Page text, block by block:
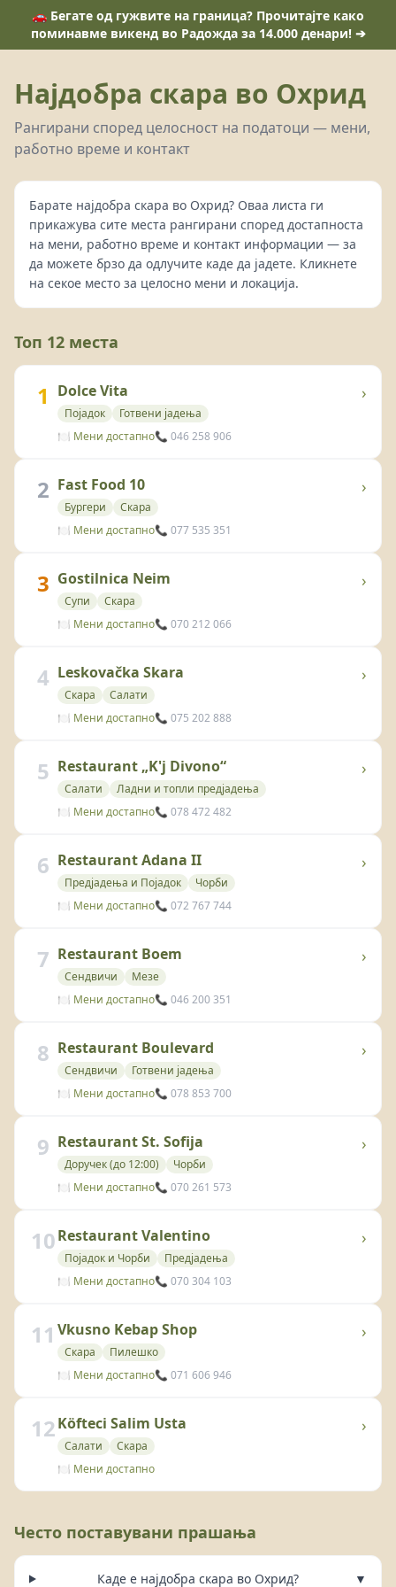
🚗 Бегате од гужвите на граница? Прочитајте како
поминавме викенд во Радожда за 14.000 денари! ➔
Најдобра скара во Охрид
Рангирани според целосност на податоци — мени,
работно време и контакт
Барате најдобра скара во Охрид? Оваа листа ги
прикажува сите места рангирани според достапноста
на мени, работно време и контакт информации — за
да можете брзо да одлучите каде да јадете. Кликнете
на секое место за целосно мени и локација.
Топ 12 места
1 Dolce Vita
Појадок
Готвени јадења
🍽️ Мени достапно📞 046 258 906
›
2 Fast Food 10
Бургери
Скара
🍽️ Мени достапно📞 077 535 351
›
3 Gostilnica Neim
Супи
Скара
🍽️ Мени достапно📞 070 212 066
›
4 Leskovačka Skara
Скара
Салати
🍽️ Мени достапно📞 075 202 888
›
5 Restaurant „K'j Divono“
Салати
Ладни и топли предјадења
🍽️ Мени достапно📞 078 472 482
›
6 Restaurant Adana II
Предјадења и Појадок
Чорби
🍽️ Мени достапно📞 072 767 744
›
7 Restaurant Boem
Сендвичи
Мезе
🍽️ Мени достапно📞 046 200 351
›
8 Restaurant Boulevard
Сендвичи
Готвени јадења
🍽️ Мени достапно📞 078 853 700
›
9 Restaurant St. Sofija
Доручек (до 12:00)
Чорби
🍽️ Мени достапно📞 070 261 573
›
10Restaurant Valentino
Појадок и Чорби
Предјадења
🍽️ Мени достапно📞 070 304 103
›
11 Vkusno Kebap Shop
Скара
Пилешко
🍽️ Мени достапно📞 071 606 946
›
12Köfteci Salim Usta
Салати
Скара
🍽️ Мени достапно
›
Често поставувани прашања
Каде е најдобра скара во Охрид? ▼